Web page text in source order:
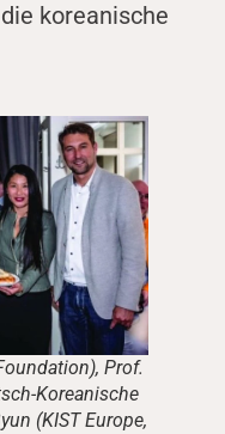
koreanische
Prof.
Koreanische
(KIST Europe,